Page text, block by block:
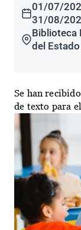
01/07/
31/08/
Biblioteca
del Estado
Se han
de texto para